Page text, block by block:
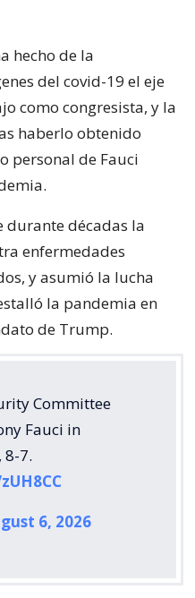
hecho de la
del covid-19 el eje
como congresista, y la
haberlo obtenido
personal de Fauci
durante décadas la
enfermedades
y asumió la lucha
la pandemia en
de Trump.
Committee
Fauci in
8-7.
6, 2026